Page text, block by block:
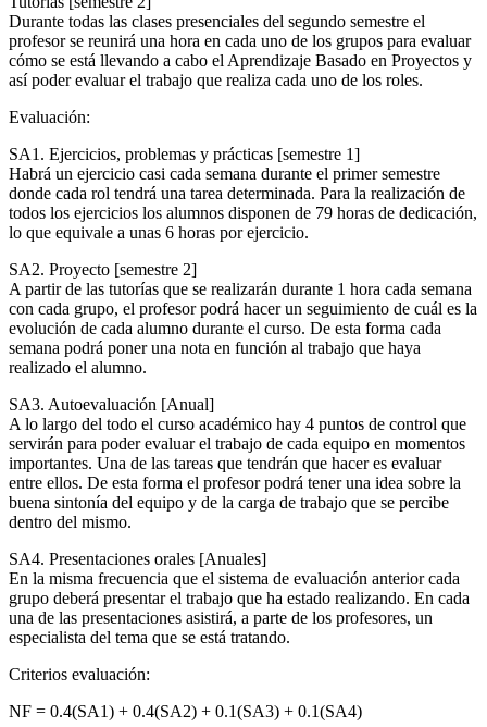
Durante todas las clases presenciales del segundo semestre el
profesor se reunirá una hora en cada uno de los grupos para evaluar
cómo se está llevando a cabo el Aprendizaje Basado en Proyectos y
así poder evaluar el trabajo que realiza cada uno de los roles.
Evaluación:
SA1. Ejercicios, problemas y prácticas [semestre 1]
Habrá un ejercicio casi cada semana durante el primer semestre
donde cada rol tendrá una tarea determinada. Para la realización de
todos los ejercicios los alumnos disponen de 79 horas de dedicación,
lo que equivale a unas 6 horas por ejercicio.
SA2. Proyecto [semestre 2]
A partir de las tutorías que se realizarán durante 1 hora cada semana
con cada grupo, el profesor podrá hacer un seguimiento de cuál es la
evolución de cada alumno durante el curso. De esta forma cada
semana podrá poner una nota en función al trabajo que haya
realizado el alumno.
SA3. Autoevaluación [Anual]
A lo largo del todo el curso académico hay 4 puntos de control que
servirán para poder evaluar el trabajo de cada equipo en momentos
importantes. Una de las tareas que tendrán que hacer es evaluar
entre ellos. De esta forma el profesor podrá tener una idea sobre la
buena sintonía del equipo y de la carga de trabajo que se percibe
dentro del mismo.
SA4. Presentaciones orales [Anuales]
En la misma frecuencia que el sistema de evaluación anterior cada
grupo deberá presentar el trabajo que ha estado realizando. En cada
una de las presentaciones asistirá, a parte de los profesores, un
especialista del tema que se está tratando.
Criterios evaluación:
NF = 0.4(SA1) + 0.4(SA2) + 0.1(SA3) + 0.1(SA4)